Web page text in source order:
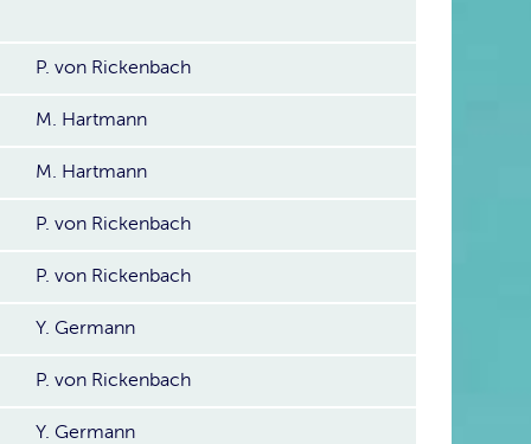
P. von Rickenbach
M. Hartmann
M. Hartmann
P. von Rickenbach
P. von Rickenbach
Y. Germann
P. von Rickenbach
Y. Germann